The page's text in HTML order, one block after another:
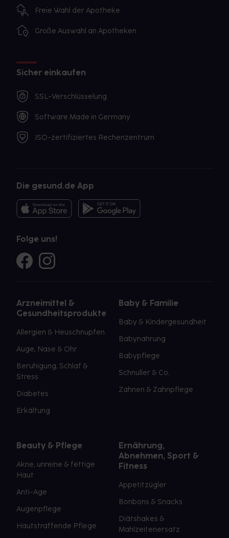
Freie Wahl der Apotheke
Große Auswahl an Apotheken
Sicher einkaufen
SSL-Verschlüsselung
Software Made in Germany
ISO-zertifiziertes Rechenzentrum
Die gesund.de App
Folge uns!
Arzneimittel &
Gesundheitsprodukte
Allergien & Heuschnupfen
Auge, Nase & Ohr
Beruhigung, Schlaf &
Stress
Diabetes
Erkältung
Baby & Familie
Baby & Kindergesundheit
Babynahrung
Babypflege
Schnuller & Co.
Zahnen & Zahnpflege
Beauty & Pflege
Akne, unreine & fettige
Haut
Anti-Age
Augenpflege
Hautstraffende Pflege
Ernährung,
Abnehmen, Sport &
Fitness
Appetitzügler
Bonbons & Snacks
Diätshakes &
Mahlzeitenersatz